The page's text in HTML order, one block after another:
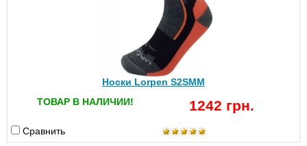
Носки Lorpen S2SMM
ТОВАР В НАЛИЧИИ!
1242 грн.
Сравнить